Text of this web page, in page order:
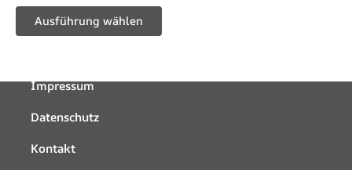
Ausführung wählen
der
Impressum
Datenschutz
Kontakt